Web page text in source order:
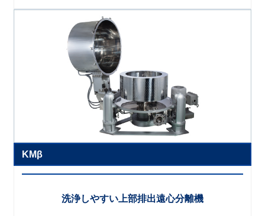
KMβ
洗浄しやすい上部排出遠心分離機